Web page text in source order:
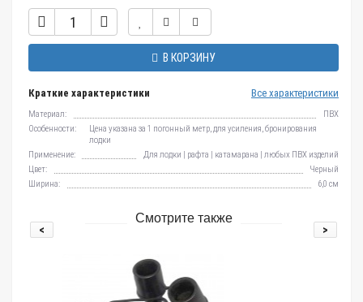
В КОРЗИНУ
Краткие характеристики Все характеристики
Материал:
ПВХ
Особенности:
Цена указана за 1 погонный метр, для усиления, бронирования
лодки
Применение:
Для лодки | рафта | катамарана | любых ПВХ изделий
Цвет:
Черный
Ширина:
6,0 см
Смотрите также
< >